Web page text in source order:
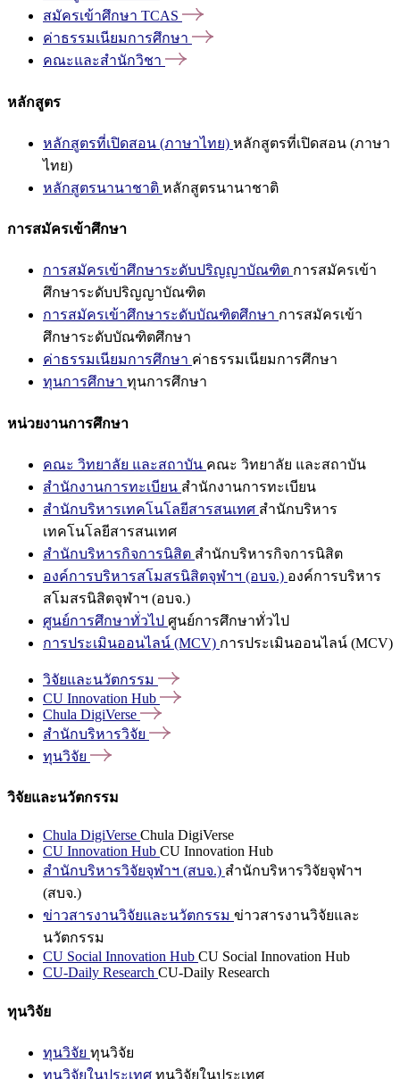
สมัครเข้าศึกษา TCAS
ค่าธรรมเนียมการศึกษา
คณะและสำนักวิชา
หลักสูตร
หลักสูตรที่เปิดสอน (ภาษาไทย) หลักสูตรที่เปิดสอน (ภาษา
ไทย)
หลักสูตรนานาชาติ หลักสูตรนานาชาติ
การสมัครเข้าศึกษา
การสมัครเข้าศึกษาระดับปริญญาบัณฑิต การสมัครเข้า
ศึกษาระดับปริญญาบัณฑิต
การสมัครเข้าศึกษาระดับบัณฑิตศึกษา การสมัครเข้า
ศึกษาระดับบัณฑิตศึกษา
ค่าธรรมเนียมการศึกษา ค่าธรรมเนียมการศึกษา
ทุนการศึกษา ทุนการศึกษา
หน่วยงานการศึกษา
คณะ วิทยาลัย และสถาบัน คณะ วิทยาลัย และสถาบัน
สำนักงานการทะเบียน สำนักงานการทะเบียน
สำนักบริหารเทคโนโลยีสารสนเทศ สำนักบริหาร
เทคโนโลยีสารสนเทศ
สำนักบริหารกิจการนิสิต สำนักบริหารกิจการนิสิต
องค์การบริหารสโมสรนิสิตจุฬาฯ (อบจ.) องค์การบริหาร
สโมสรนิสิตจุฬาฯ (อบจ.)
ศูนย์การศึกษาทั่วไป ศูนย์การศึกษาทั่วไป
การประเมินออนไลน์ (MCV) การประเมินออนไลน์ (MCV)
วิจัยและนวัตกรรม
CU Innovation Hub
Chula DigiVerse
สำนักบริหารวิจัย
ทุนวิจัย
วิจัยและนวัตกรรม
Chula DigiVerse Chula DigiVerse
CU Innovation Hub CU Innovation Hub
สำนักบริหารวิจัยจุฬาฯ (สบจ.) สำนักบริหารวิจัยจุฬาฯ
(สบจ.)
ข่าวสารงานวิจัยและนวัตกรรม ข่าวสารงานวิจัยและ
นวัตกรรม
CU Social Innovation Hub CU Social Innovation Hub
CU-Daily Research CU-Daily Research
ทุนวิจัย
ทุนวิจัย ทุนวิจัย
ทุนวิจัยในประเทศ ทุนวิจัยในประเทศ